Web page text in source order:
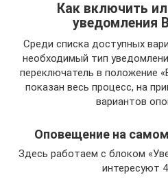
Как включить
уведомления
Среди списка доступных
необходимый тип
переключатель в положение
показан весь процесс, на
вариантов
Оповещение на
Здесь работаем с блоком
интересуют